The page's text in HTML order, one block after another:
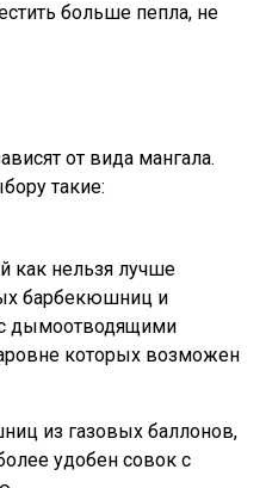
больше пепла, не
от вида мангала.
такие:
как нельзя лучше
барбекюшниц и
дымоотводящими
которых возможен
из газовых баллонов,
удобен совок с